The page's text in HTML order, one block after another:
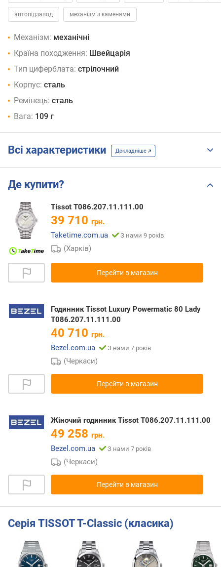
автопідзавод механізм з каменями
Механізм: механічні
Країна походження: Швейцарія
Тип циферблата: стрілочний
Корпус: сталь
Ремінець: сталь
Вага: 109 г
Всі характеристики Докладніше
Де купити?
Tissot T086.207.11.111.00
39 710 грн.
Taketime.com.ua
З нами 9 років
(Харків)
Перейти в магазин
Годинник Tissot Luxury Powermatic 80 Lady
T086.207.11.111.00
40 710 грн.
Bezel.com.ua
З нами 7 років
(Черкаси)
Перейти в магазин
Жіночий годинник Tissot T086.207.11.111.00
49 258 грн.
Bezel.com.ua
З нами 7 років
(Черкаси)
Перейти в магазин
Серія TISSOT T-Classic (класика)